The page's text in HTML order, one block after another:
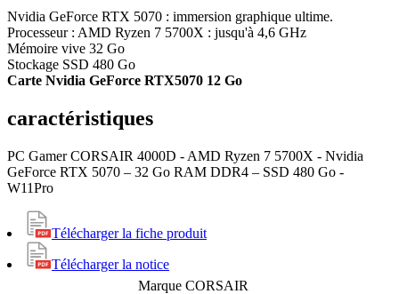
Nvidia GeForce RTX 5070 : immersion graphique ultime.
Processeur : AMD Ryzen 7 5700X : jusqu'à 4,6 GHz
Mémoire vive 32 Go
Stockage SSD 480 Go
Carte Nvidia GeForce RTX5070 12 Go
caractéristiques
PC Gamer CORSAIR 4000D - AMD Ryzen 7 5700X - Nvidia
GeForce RTX 5070 – 32 Go RAM DDR4 – SSD 480 Go -
W11Pro
Télécharger la fiche produit
Télécharger la notice
Marque CORSAIR